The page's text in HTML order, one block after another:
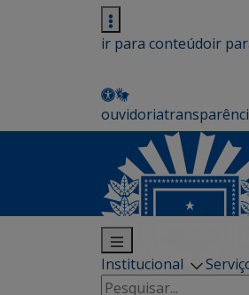
ir para conteúdoir
ouvidoria
Institucional
Pesquisar